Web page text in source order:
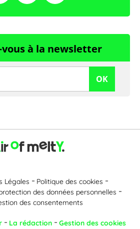
à la newsletter
OK
Légales
Politique des cookies
des données personnelles
des consentements
La rédaction Gestion des cookies